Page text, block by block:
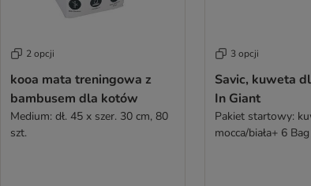
2 opcji
kooa mata treningowa z
bambusem dla kotów
Medium: dł. 45 x szer. 30 cm, 80
szt.
3 opcji
Savic, kuweta
In Giant
Pakiet startowy:
mocca/biała+ 6